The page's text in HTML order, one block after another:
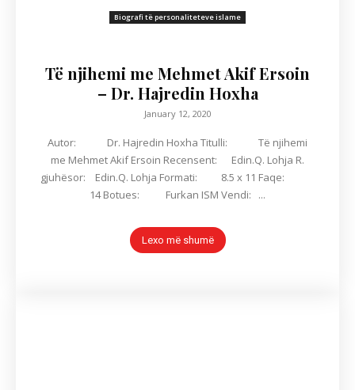
Biografi të personaliteteve islame
Të njihemi me Mehmet Akif Ersoin
– Dr. Hajredin Hoxha
January 12, 2020
Autor: Dr. Hajredin Hoxha Titulli: Të njihemi
me Mehmet Akif Ersoin Recensent: Edin.Q. Lohja R.
gjuhësor: Edin.Q. Lohja Formati: 8.5 x 11 Faqe:
14 Botues: Furkan ISM Vendi: ...
Lexo më shumë